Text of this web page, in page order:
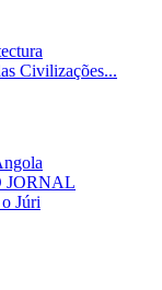
Civilizações...
JORNAL
Júri